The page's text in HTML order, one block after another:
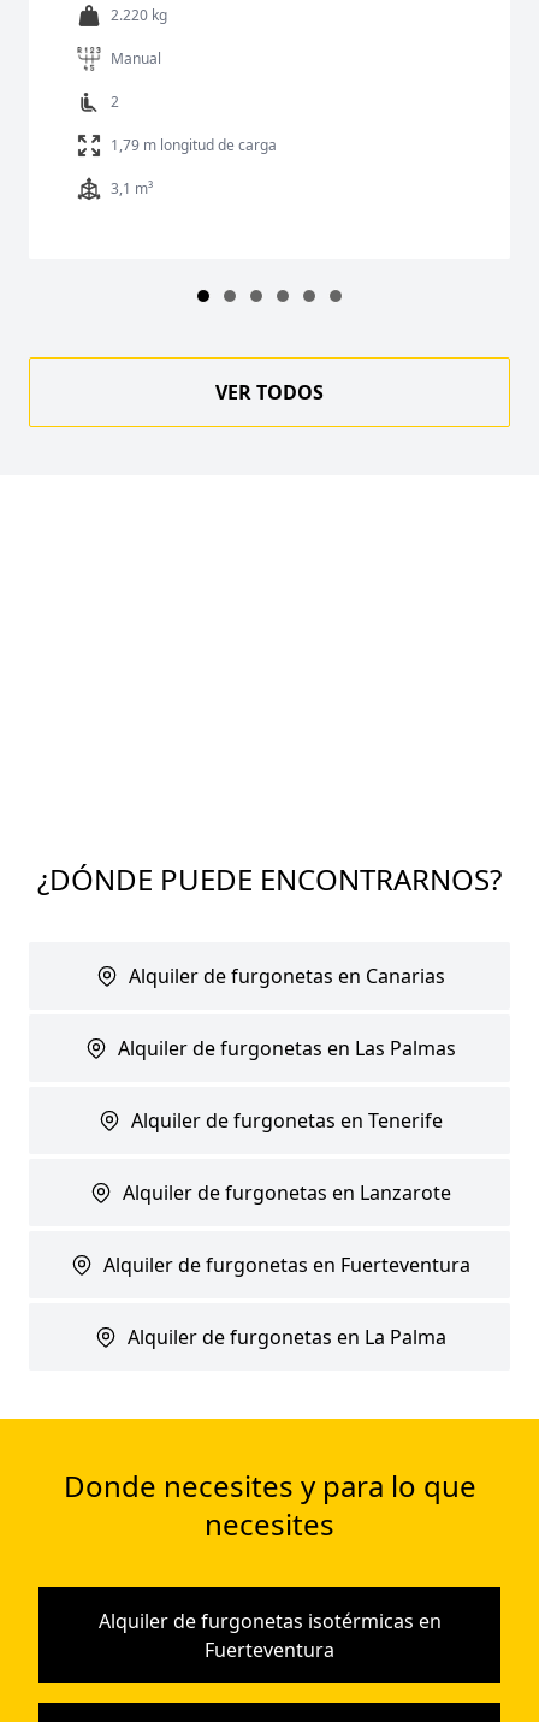
2.220 kg
Manual
2
1,79 m longitud de carga
3,1 m³
VER TODOS
¿DÓNDE PUEDE ENCONTRARNOS?
Alquiler de furgonetas en Canarias
Alquiler de furgonetas en Las Palmas
Alquiler de furgonetas en Tenerife
Alquiler de furgonetas en Lanzarote
Alquiler de furgonetas en Fuerteventura
Alquiler de furgonetas en La Palma
Donde necesites y para lo que
necesites
Alquiler de furgonetas isotérmicas en
Fuerteventura